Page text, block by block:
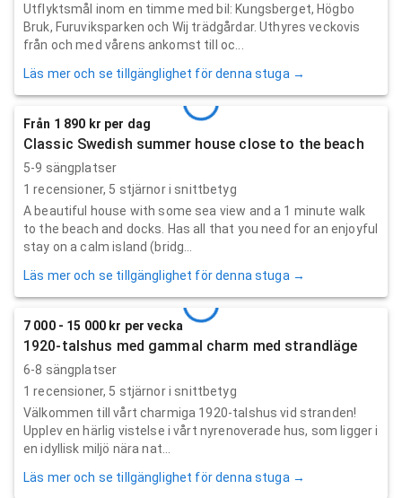
Utflyktsmål inom en timme med bil: Kungsberget, Högbo
Bruk, Furuviksparken och Wij trädgårdar. Uthyres veckovis
från och med vårens ankomst till oc...
Läs mer och se tillgänglighet för denna stuga →
Från 1 890 kr per dag
Classic Swedish summer house close to the beach
5-9 sängplatser
1 recensioner, 5 stjärnor i snittbetyg
A beautiful house with some sea view and a 1 minute walk
to the beach and docks. Has all that you need for an enjoyful
stay on a calm island (bridg...
Läs mer och se tillgänglighet för denna stuga →
7 000 - 15 000 kr per vecka
1920-talshus med gammal charm med strandläge
6-8 sängplatser
1 recensioner, 5 stjärnor i snittbetyg
Välkommen till vårt charmiga 1920-talshus vid stranden!
Upplev en härlig vistelse i vårt nyrenoverade hus, som ligger i
en idyllisk miljö nära nat...
Läs mer och se tillgänglighet för denna stuga →